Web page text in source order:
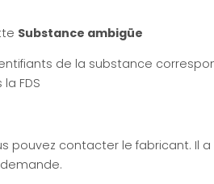
Substance ambigüe
de la substance
FDS
pouvez contacter le fabricant. Il